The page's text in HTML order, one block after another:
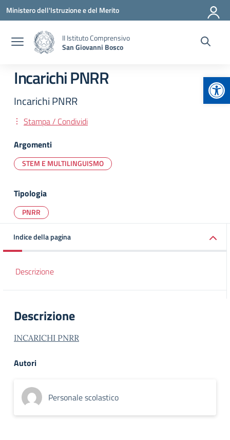
Vai ai contenuti
Vai al menu di navigazione
Vai al footer
Ministero dell'Istruzione e del Merito
II Istituto Comprensivo
San Giovanni Bosco
Incarichi PNRR
Incarichi PNRR
Stampa / Condividi
Argomenti
STEM E MULTILINGUISMO
Tipologia
PNRR
Indice della pagina
Descrizione
Descrizione
INCARICHI PNRR
Autori
Personale scolastico